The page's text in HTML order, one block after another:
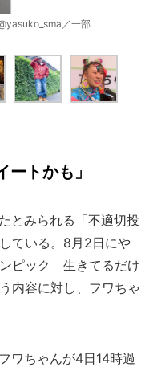
／一部
トかも」
とみられる「不適切投
ている。8月2日にや
ピック 生きてるだけ
内容に対し、フワちゃ
ワちゃんが4日14時過